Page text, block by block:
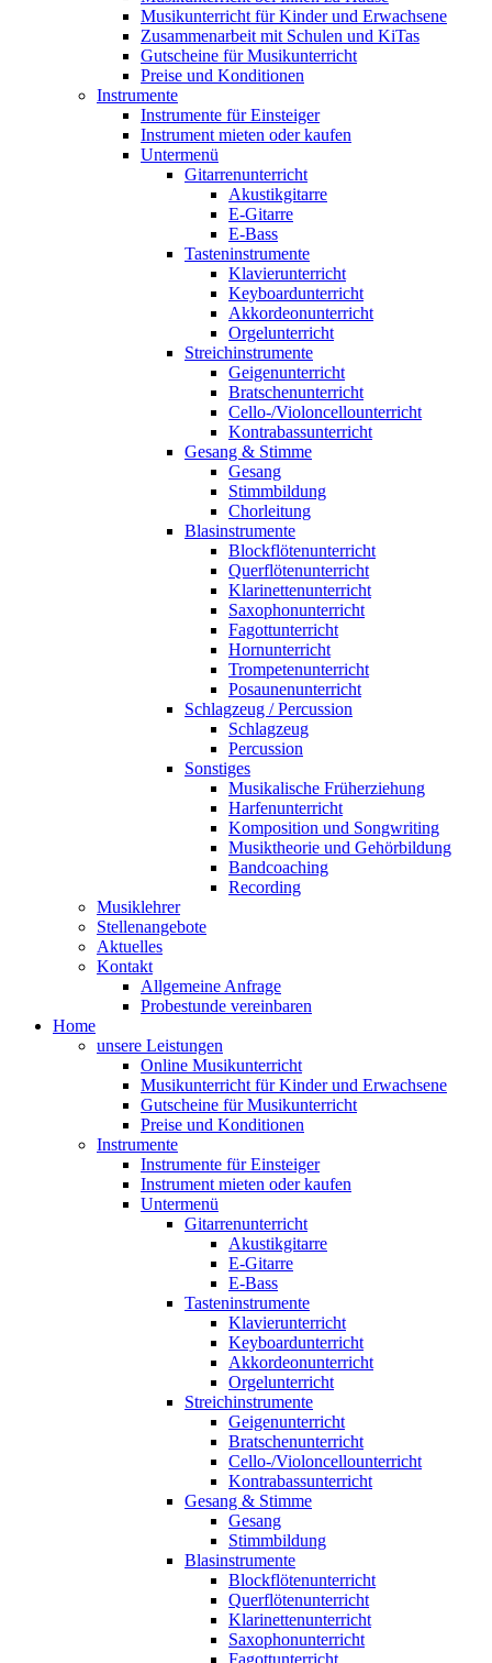
Musikunterricht für Kinder und Erwachsene
Zusammenarbeit mit Schulen und KiTas
Gutscheine für Musikunterricht
Preise und Konditionen
Instrumente
Instrumente für Einsteiger
Instrument mieten oder kaufen
Untermenü
Gitarrenunterricht
Akustikgitarre
E-Gitarre
E-Bass
Tasteninstrumente
Klavierunterricht
Keyboardunterricht
Akkordeonunterricht
Orgelunterricht
Streichinstrumente
Geigenunterricht
Bratschenunterricht
Cello-/Violoncellounterricht
Kontrabassunterricht
Gesang & Stimme
Gesang
Stimmbildung
Chorleitung
Blasinstrumente
Blockflötenunterricht
Querflötenunterricht
Klarinettenunterricht
Saxophonunterricht
Fagottunterricht
Hornunterricht
Trompetenunterricht
Posaunenunterricht
Schlagzeug / Percussion
Schlagzeug
Percussion
Sonstiges
Musikalische Früherziehung
Harfenunterricht
Komposition und Songwriting
Musiktheorie und Gehörbildung
Bandcoaching
Recording
Musiklehrer
Stellenangebote
Aktuelles
Kontakt
Allgemeine Anfrage
Probestunde vereinbaren
Home
unsere Leistungen
Online Musikunterricht
Musikunterricht für Kinder und Erwachsene
Gutscheine für Musikunterricht
Preise und Konditionen
Instrumente
Instrumente für Einsteiger
Instrument mieten oder kaufen
Untermenü
Gitarrenunterricht
Akustikgitarre
E-Gitarre
E-Bass
Tasteninstrumente
Klavierunterricht
Keyboardunterricht
Akkordeonunterricht
Orgelunterricht
Streichinstrumente
Geigenunterricht
Bratschenunterricht
Cello-/Violoncellounterricht
Kontrabassunterricht
Gesang & Stimme
Gesang
Stimmbildung
Blasinstrumente
Blockflötenunterricht
Querflötenunterricht
Klarinettenunterricht
Saxophonunterricht
Fagottunterricht